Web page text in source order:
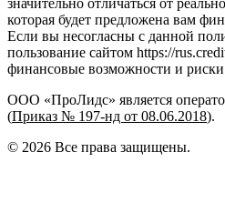
значительно отличаться от
которая будет предложена вам
Если вы несогласны с данной
пользование сайтом https://
финансовые возможности и
ООО «ПроЛидс» является
(Приказ № 197-нд от 08.06.2018).
© 2026 Все права защищены.